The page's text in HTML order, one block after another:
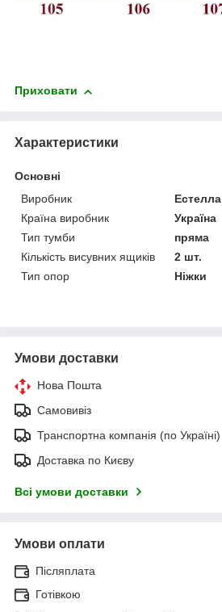
Приховати
Характеристики
Основні
Виробник
Естелла
Країна виробник
Україна
Тип тумби
пряма
Кількість висувних ящиків
2 шт.
Тип опор
Ніжки
Умови доставки
Нова Пошта
Самовивіз
Транспортна компанія (по Україні)
Доставка по Києву
Всі умови доставки
Умови оплати
Післяплата
Готівкою